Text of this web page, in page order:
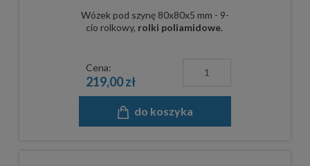
Wózek pod szynę 80x80x5 mm - 9-
cio rolkowy, rolki poliamidowe.
Cena:
219,00 zł
do koszyka